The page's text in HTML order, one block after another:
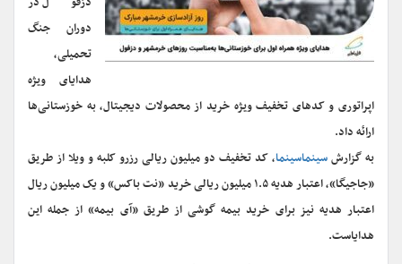
دوران جنگ
تحمیلی،
هدایای ویژه
اپراتوری و کدهای تخفیف ویژه خرید از محصولات دیجیتال، به خوزستانی‌ها
ارائه داد.
به گزارشسینماسینما، کد تخفیف دو میلیون ریالی رزرو کلبه و ویلا از طریق
«جاجیگا»، اعتبار هدیه ۱.۵ میلیون ریالی خرید «نت باکس» و یک میلیون ریال
اعتبار هدیه نیز برای خرید بیمه گوشی از طریق «آی بیمه» از جمله این
هدایاست.